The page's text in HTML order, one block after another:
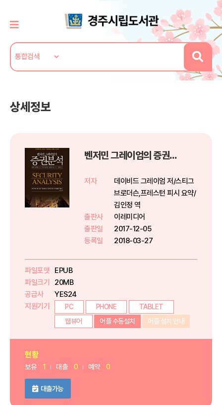
상세정보
벤저민 그레이엄의 증권분석
저자
데이비드 그레이엄 저/스티그
브로더슨,프레스턴 피시 요약/
김인정 역
출판사
이레미디어
출판일
2017-12-05
등록일
2018-03-27
파일포맷
EPUB
파일크기
20MB
공급사
YES24
지원기기
PC PHONE
TABLET
웹뷰어
어플 수동설치 어플 설치 안내
현황
보유 1 대출 0 예약 0
대출가능